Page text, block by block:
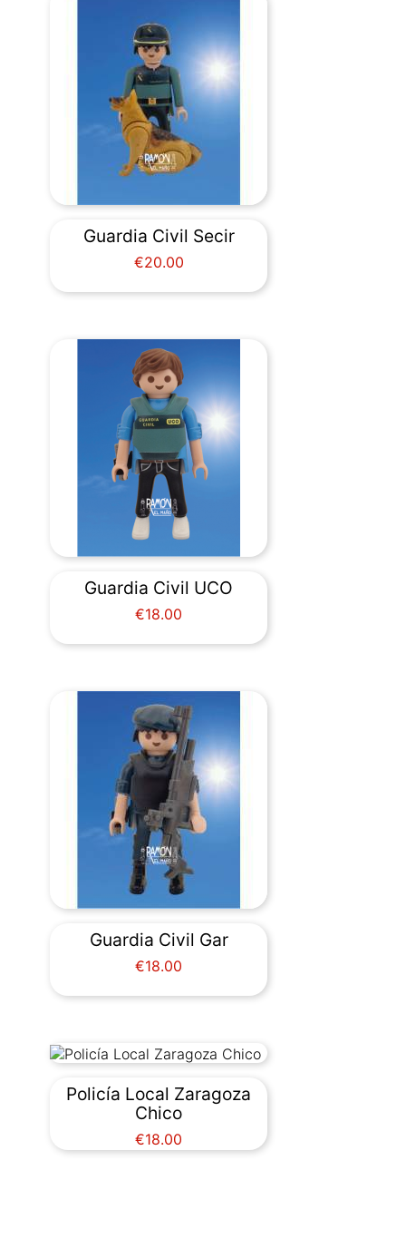
Guardia Civil Secir
Price
€20.00
Guardia Civil UCO
Price
€18.00
Guardia Civil Gar
Price
€18.00
Policía Local Zaragoza
Chico
Price
€18.00